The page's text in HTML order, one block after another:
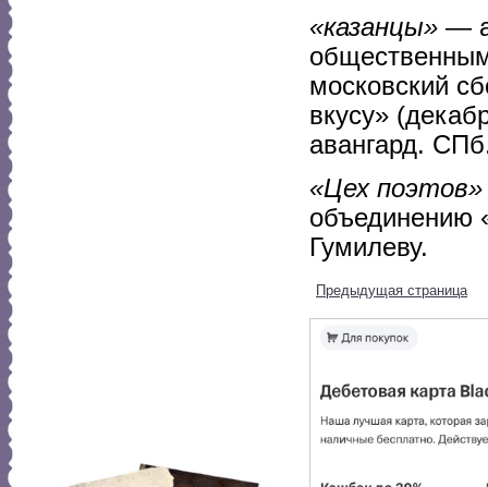
«казанцы» —
московский
вкусу»
авангард.
«Цех поэтов»
объединению
Гумилеву.
Предыдущая страница